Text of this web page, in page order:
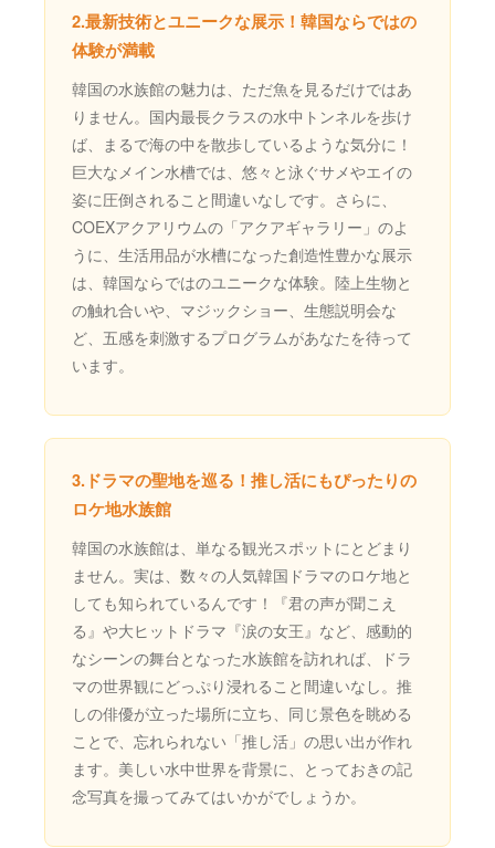
2.最新技術とユニークな展示！韓国ならではの
体験が満載
韓国の水族館の魅力は、ただ魚を見るだけではあ
りません。国内最長クラスの水中トンネルを歩け
ば、まるで海の中を散歩しているような気分に！
巨大なメイン水槽では、悠々と泳ぐサメやエイの
姿に圧倒されること間違いなしです。さらに、
COEXアクアリウムの「アクアギャラリー」のよ
うに、生活用品が水槽になった創造性豊かな展示
は、韓国ならではのユニークな体験。陸上生物と
の触れ合いや、マジックショー、生態説明会な
ど、五感を刺激するプログラムがあなたを待って
います。
3.ドラマの聖地を巡る！推し活にもぴったりの
ロケ地水族館
韓国の水族館は、単なる観光スポットにとどまり
ません。実は、数々の人気韓国ドラマのロケ地と
しても知られているんです！『君の声が聞こえ
る』や大ヒットドラマ『涙の女王』など、感動的
なシーンの舞台となった水族館を訪れれば、ドラ
マの世界観にどっぷり浸れること間違いなし。推
しの俳優が立った場所に立ち、同じ景色を眺める
ことで、忘れられない「推し活」の思い出が作れ
ます。美しい水中世界を背景に、とっておきの記
念写真を撮ってみてはいかがでしょうか。